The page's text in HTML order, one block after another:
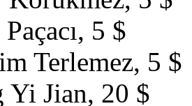
5 $
Terlemez, 5 $
Yi Jian, 20 $